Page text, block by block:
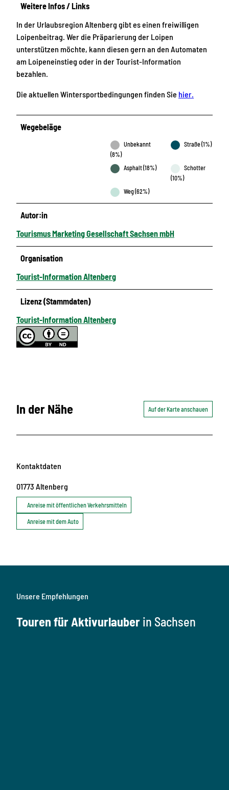
Weitere Infos / Links
In der Urlaubsregion Altenberg gibt es einen freiwilligen
Loipenbeitrag. Wer die Präparierung der Loipen
unterstützen möchte, kann diesen gern an den Automaten
am Loipeneinstieg oder in der Tourist-Information
bezahlen.
Die aktuellen Wintersportbedingungen finden Sie hier.
Wegebeläge
Unbekannt
(8%)
Straße (1%)
Asphalt (18%)
Schotter
(10%)
Weg (62%)
Autor:in
Tourismus Marketing Gesellschaft Sachsen mbH
Organisation
Tourist-Information Altenberg
Lizenz (Stammdaten)
Tourist-Information Altenberg
In der Nähe Auf der Karte anschauen
Kontaktdaten
01773 Altenberg
Anreise mit öffentlichen Verkehrsmitteln
Anreise mit dem Auto
Unsere Empfehlungen
Touren für Aktivurlauber in Sachsen